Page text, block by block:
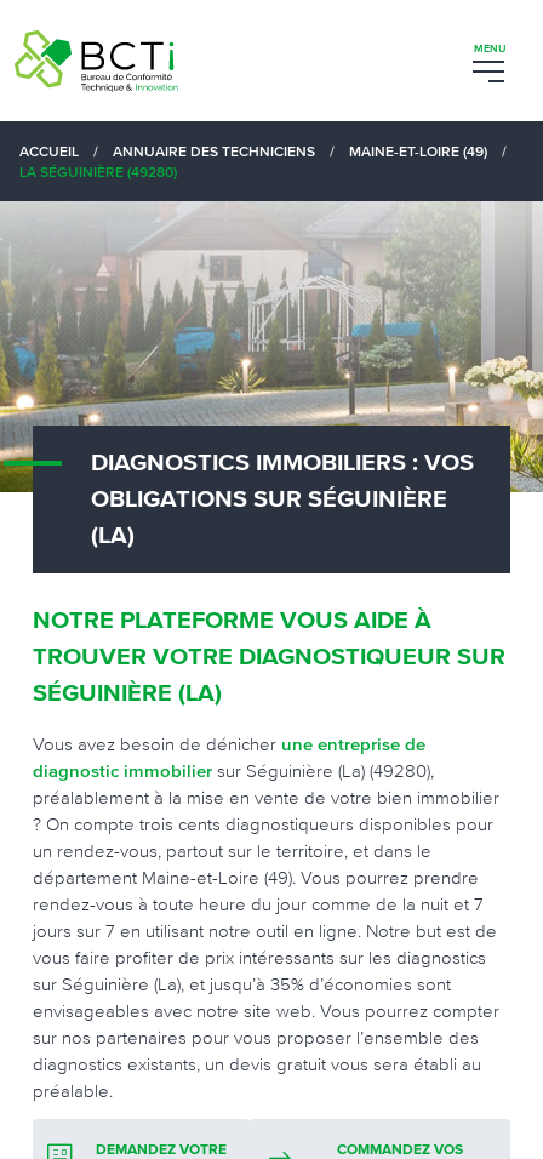
ACCUEIL / ANNUAIRE DES TECHNICIENS / MAINE-ET-LOIRE (49)
/
LA SÉGUINIÈRE (49280)
DIAGNOSTICS IMMOBILIERS : VOS
OBLIGATIONS SUR SÉGUINIÈRE
(LA)
NOTRE PLATEFORME VOUS AIDE À
TROUVER VOTRE DIAGNOSTIQUEUR SUR
SÉGUINIÈRE (LA)
Vous avez besoin de dénicher une entreprise de
diagnostic immobilier sur Séguinière (La) (49280),
préalablement à la mise en vente de votre bien immobilier
? On compte trois cents diagnostiqueurs disponibles pour
un rendez-vous, partout sur le territoire, et dans le
département Maine-et-Loire (49). Vous pourrez prendre
rendez-vous à toute heure du jour comme de la nuit et 7
jours sur 7 en utilisant notre outil en ligne. Notre but est de
vous faire profiter de prix intéressants sur les diagnostics
sur Séguinière (La), et jusqu’à 35% d’économies sont
envisageables avec notre site web. Vous pourrez compter
sur nos partenaires pour vous proposer l’ensemble des
diagnostics existants, un devis gratuit vous sera établi au
préalable.
DEMANDEZ VOTRE
COMMANDEZ VOS